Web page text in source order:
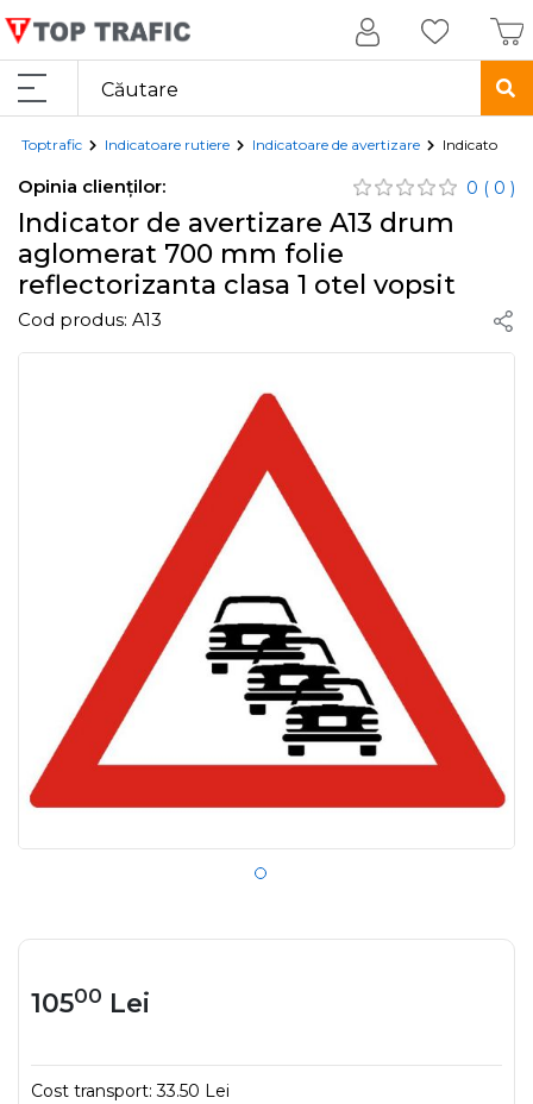
Toptrafic Indicatoare rutiere Indicatoare de avertizare Indicator de
Opinia clienților: 0 ( 0 )
Indicator de avertizare A13 drum
aglomerat 700 mm folie
reflectorizanta clasa 1 otel vopsit
Cod produs: A13
10500 Lei
Cost transport:33.50 Lei